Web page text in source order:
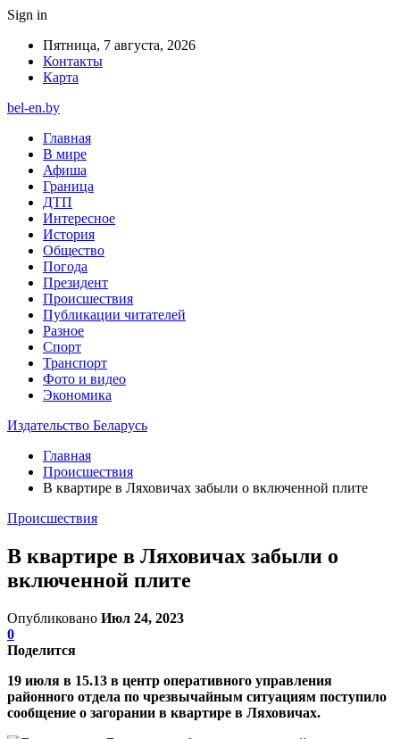
Sign in
Пятница, 7 августа, 2026
Контакты
Карта
bel-en.by
Главная
В мире
Афиша
Граница
ДТП
Интересное
История
Общество
Погода
Президент
Происшествия
Публикации читателей
Разное
Спорт
Транспорт
Фото и видео
Экономика
Издательство Беларусь
Главная
Происшествия
В квартире в Ляховичах забыли о включенной плите
Происшествия
В квартире в Ляховичах забыли о
включенной плите
Опубликовано Июл 24, 2023
0
Поделится
19 июля в 15.13 в центр оперативного управления
районного отдела по чрезвычайным ситуациям поступило
сообщение о загорании в квартире в Ляховичах.